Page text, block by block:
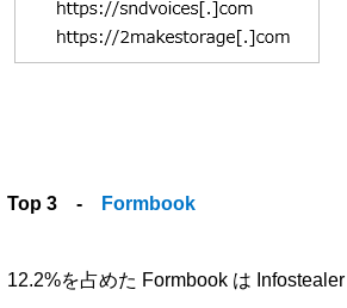
Top 3 - Formbook
12.2%を占めた Formbook は